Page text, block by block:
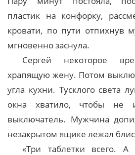
пластик на конфорку,
кровати, по пути отпихнув
мгновенно заснула.
Сергей некоторое
храпящую жену. Потом
угла кухни. Тусклого света
окна хватило, чтобы не
выключатель. Мужчина
незакрытом ящике лежал
«Три таблетки всего.